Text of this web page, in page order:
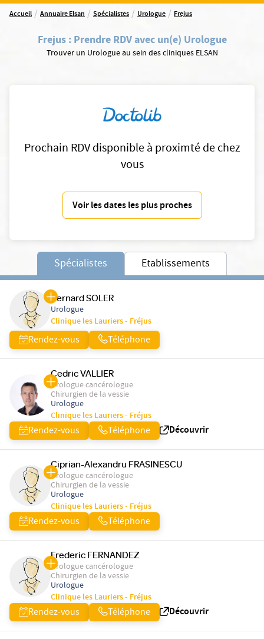
Accueil / Annuaire Elsan / Spécialistes / Urologue / Frejus
Frejus: Prendre RDV avec un(e) Urologue
Trouver un Urologue au sein des cliniques ELSAN
Prochain RDV disponible à proximté de chez
vous
Voir les dates les plus proches
Spécialistes Etablissements
Bernard SOLER
Urologue
Clinique les Lauriers - Fréjus
Rendez-vous Téléphone
Cedric VALLIER
Urologue cancérologue
Chirurgien de la vessie
Urologue
Clinique les Lauriers - Fréjus
Rendez-vous Téléphone Découvrir
Ciprian-Alexandru FRASINESCU
Urologue cancérologue
Chirurgien de la vessie
Urologue
Clinique les Lauriers - Fréjus
Rendez-vous Téléphone
Frederic FERNANDEZ
Urologue cancérologue
Chirurgien de la vessie
Urologue
Clinique les Lauriers - Fréjus
Rendez-vous Téléphone Découvrir